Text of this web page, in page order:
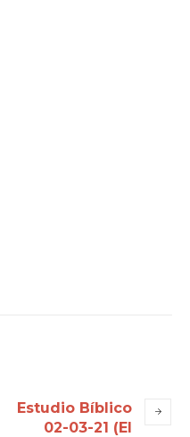
Estudio Bíblico
02-03-21 (El